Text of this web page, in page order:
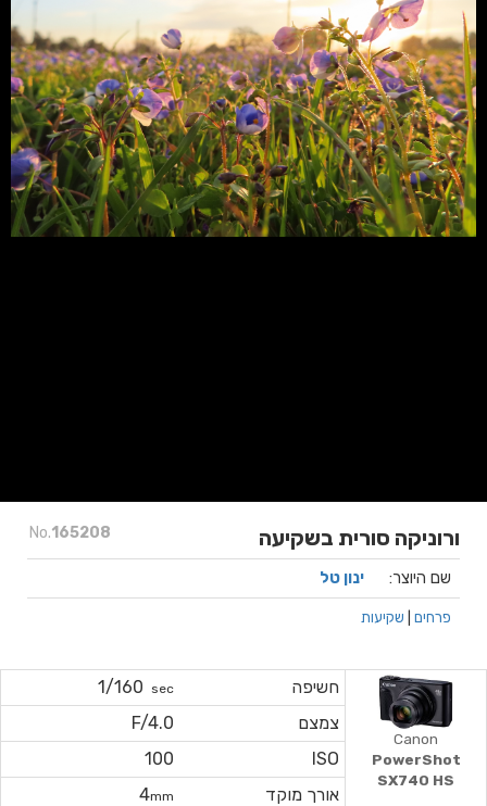
No.165208 ורוניקה סורית בשקיעה
שם היוצר: ינון טל
פרחים שקיעות
חשיפה sec
1/160
צמצם
F/4.0
ISO
100
אורך מוקד
4mm
Canon
PowerShot
SX740 HS